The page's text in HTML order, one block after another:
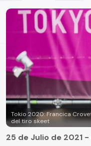
Tokio 2020: Francica
del tiro skeet
25 de Julio de 2021